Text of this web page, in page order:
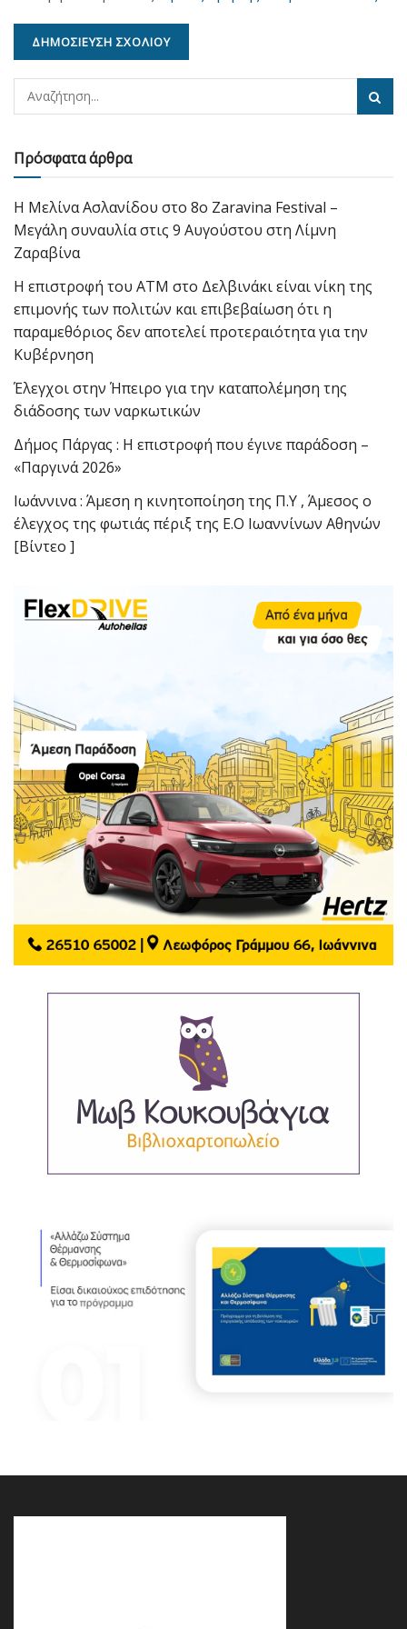
Πρόσφατα άρθρα
Η Μελίνα Ασλανίδου στο 8ο Zaravina Festival –
Μεγάλη συναυλία στις 9 Αυγούστου στη Λίμνη
Ζαραβίνα
Η επιστροφή του ΑΤΜ στο Δελβινάκι είναι νίκη της
επιμονής των πολιτών και επιβεβαίωση ότι η
παραμεθόριος δεν αποτελεί προτεραιότητα για την
Κυβέρνηση
Έλεγχοι στην Ήπειρο για την καταπολέμηση της
διάδοσης των ναρκωτικών
Δήμος Πάργας : Η επιστροφή που έγινε παράδοση –
«Παργινά 2026»
Ιωάννινα : Άμεση η κινητοποίηση της Π.Υ , Άμεσος ο
έλεγχος της φωτιάς πέριξ της Ε.Ο Ιωαννίνων Αθηνών
[Βίντεο ]